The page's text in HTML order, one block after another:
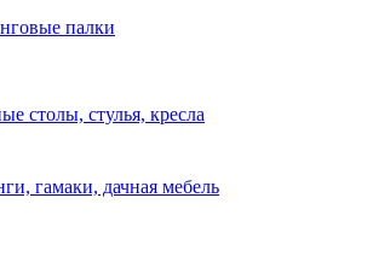
палки
столы, стулья, кресла
гамаки, дачная мебель